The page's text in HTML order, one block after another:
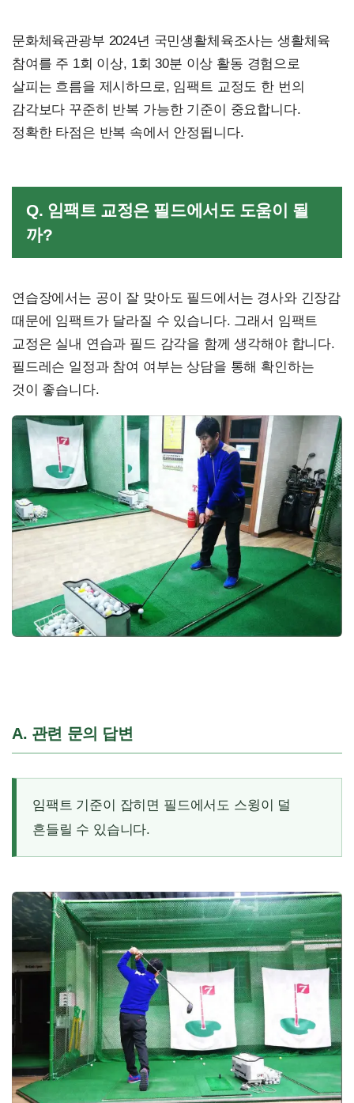
문화체육관광부 2024년 국민생활체육조사는 생활체육
참여를 주 1회 이상, 1회 30분 이상 활동 경험으로
살피는 흐름을 제시하므로, 임팩트 교정도 한 번의
감각보다 꾸준히 반복 가능한 기준이 중요합니다.
정확한 타점은 반복 속에서 안정됩니다.
Q. 임팩트 교정은 필드에서도 도움이 될
까?
연습장에서는 공이 잘 맞아도 필드에서는 경사와 긴장감
때문에 임팩트가 달라질 수 있습니다. 그래서 임팩트
교정은 실내 연습과 필드 감각을 함께 생각해야 합니다.
필드레슨 일정과 참여 여부는 상담을 통해 확인하는
것이 좋습니다.
A. 관련 문의 답변
임팩트 기준이 잡히면 필드에서도 스윙이 덜
흔들릴 수 있습니다.